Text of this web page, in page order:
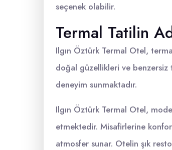
seçenek olabilir.
Termal Tatilin
Ilgın Öztürk Termal Otel,
doğal güzellikleri ve benzersiz
deneyim sunmaktadır.
Ilgın Öztürk Termal Otel,
etmektedir. Misafirlerine
atmosfer sunar. Otelin şık